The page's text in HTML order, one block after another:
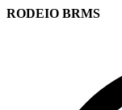
RODEIO BRMS